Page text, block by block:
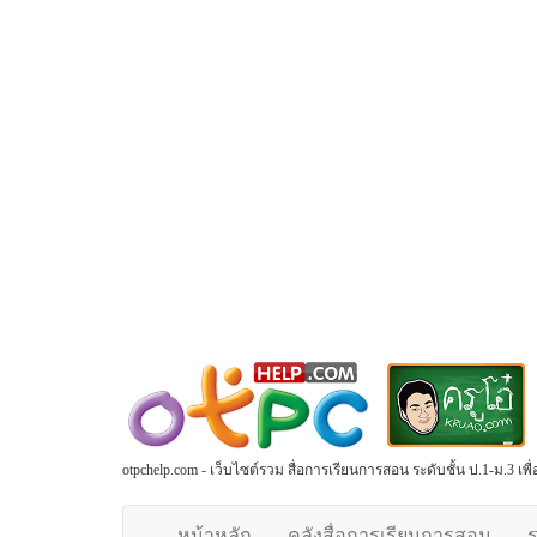
otpchelp.com - เว็บไซต์รวม สื่อการเรียนการสอน ระดับชั้น ป.1-ม.3 เ